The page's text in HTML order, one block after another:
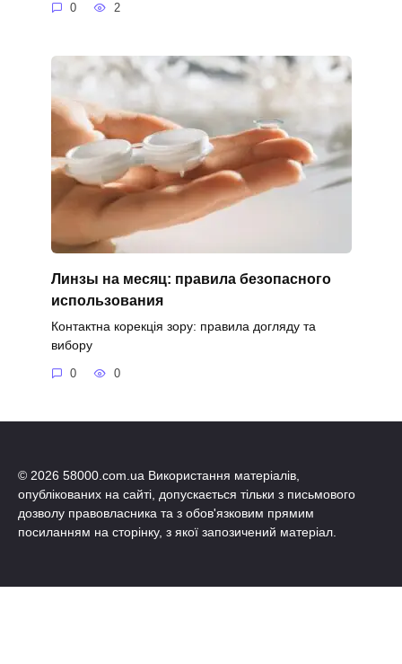
0 2
Линзы на месяц: правила безопасного
использования
Контактна корекція зору: правила догляду та
вибору
0 0
© 2026 58000.com.ua Використання матеріалів,
опублікованих на сайті, допускається тільки з письмового
дозволу правовласника та з обов'язковим прямим
посиланням на сторінку, з якої запозичений матеріал.